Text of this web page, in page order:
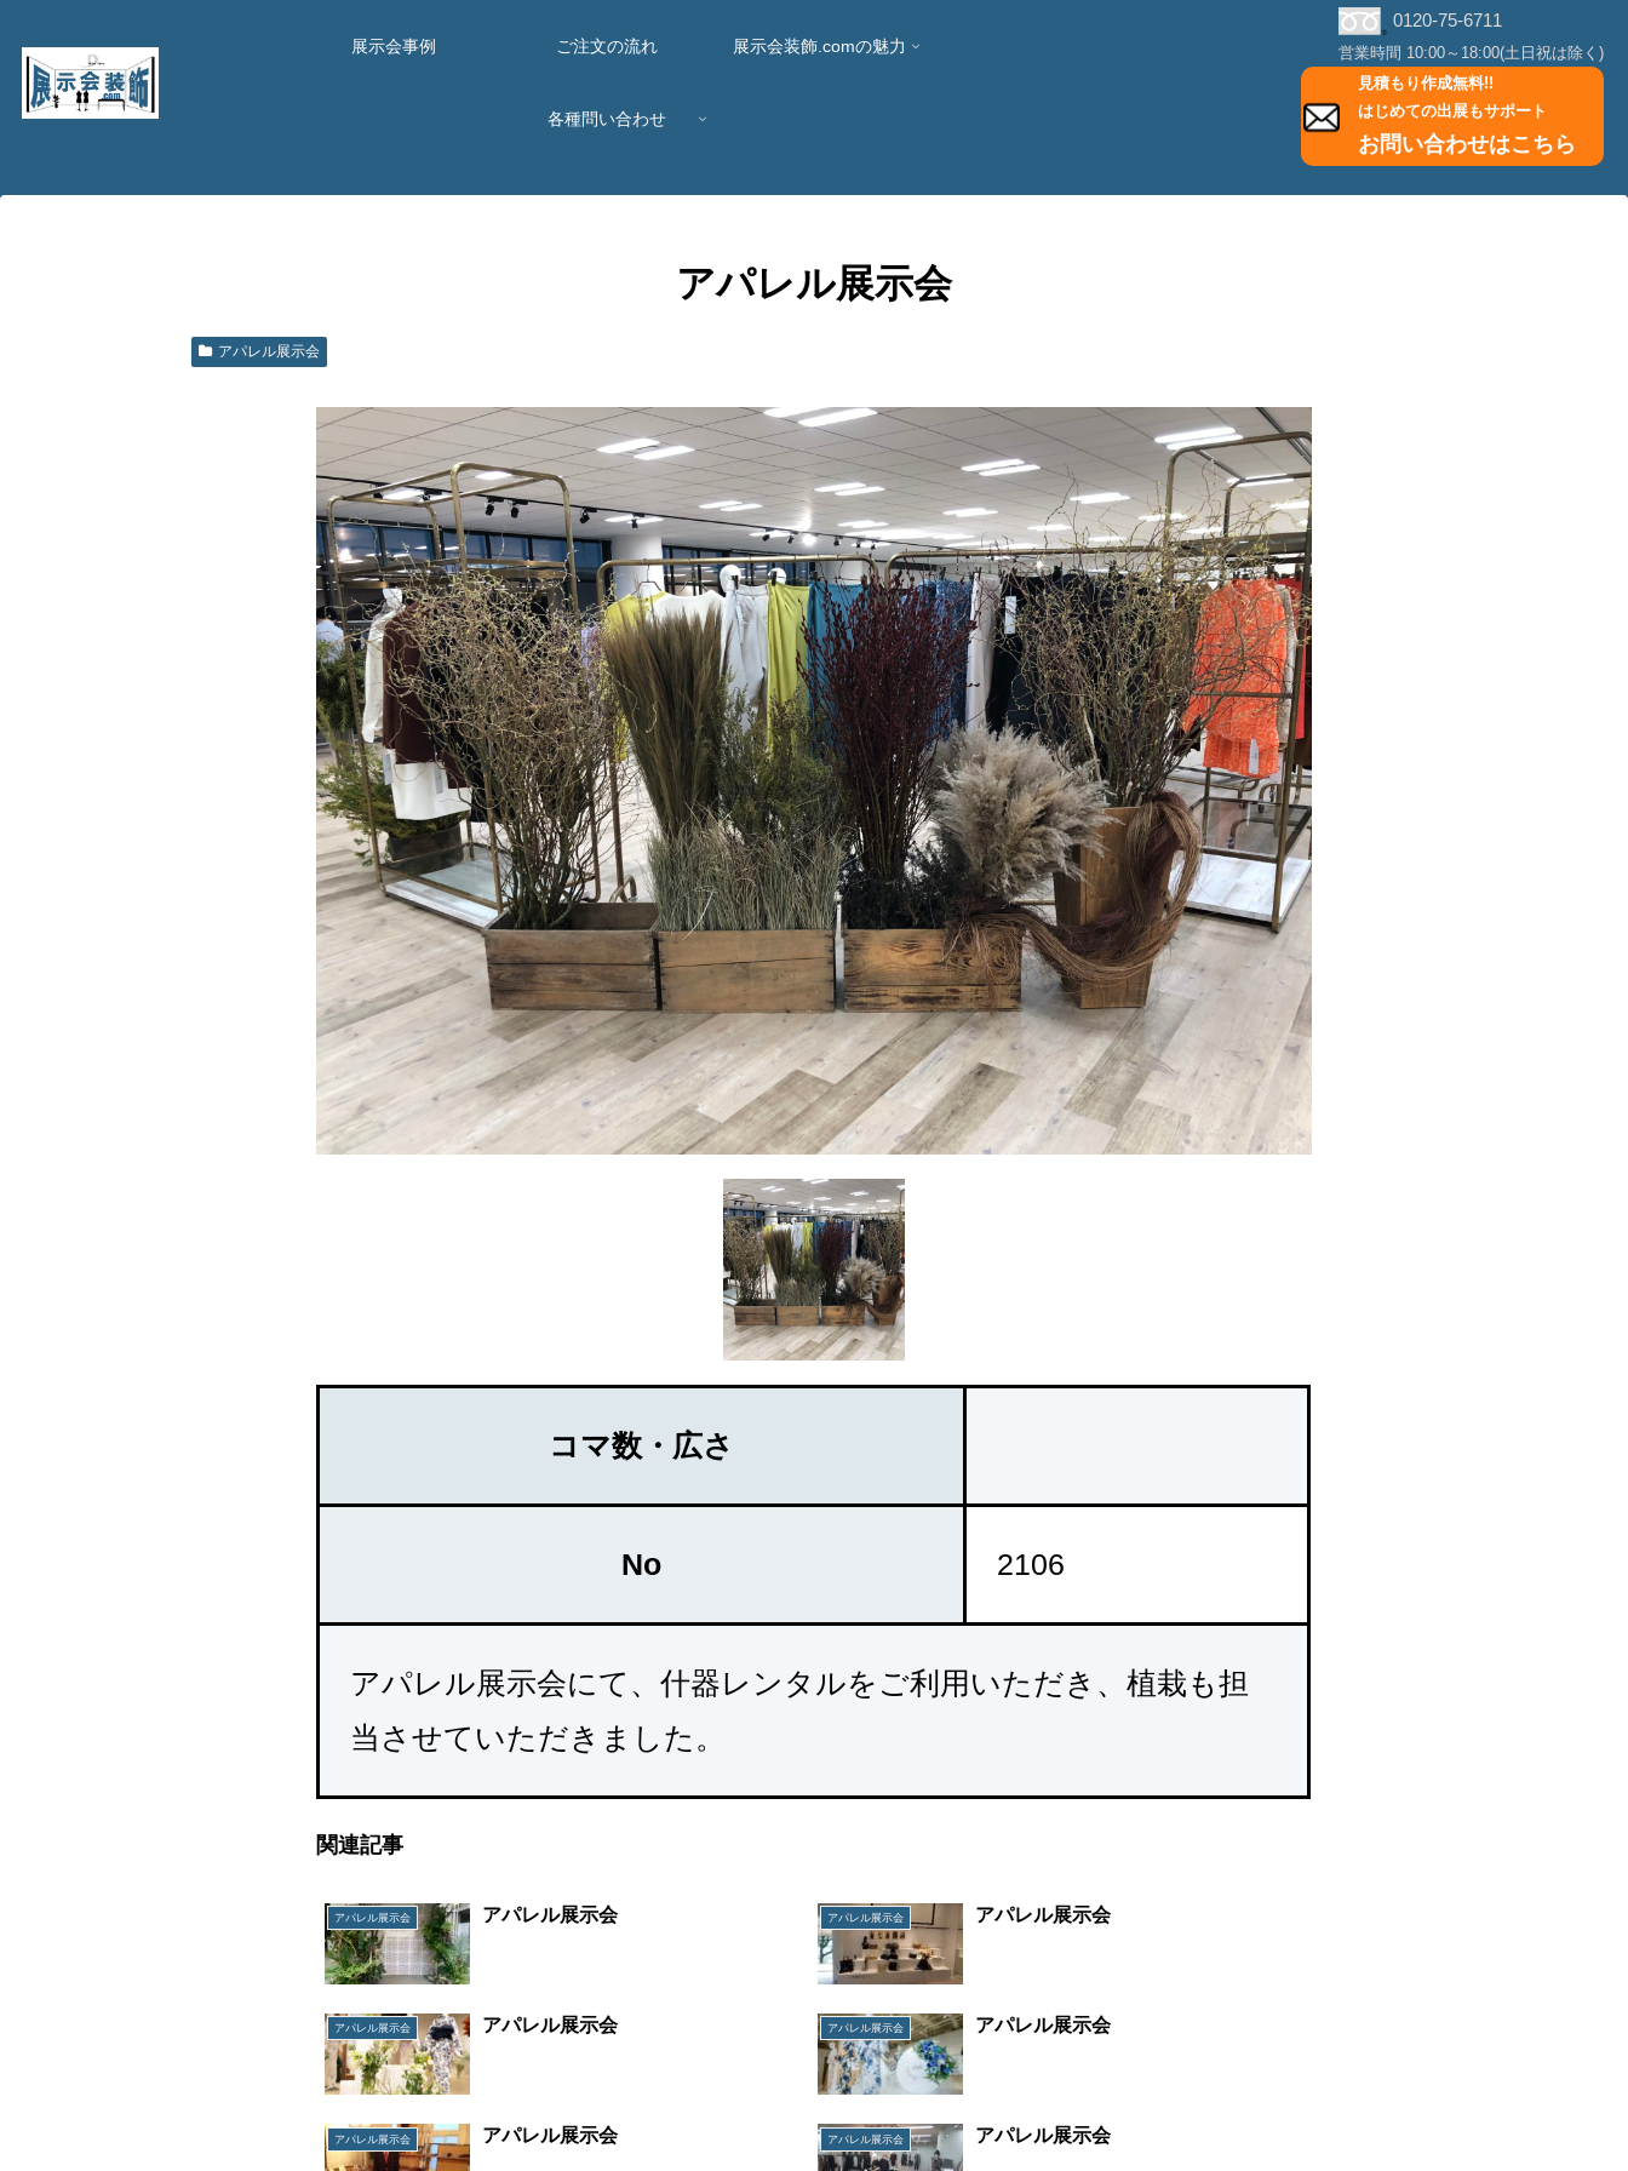
展示会事例 ご注文の流れ 展示会装飾.comの魅力
各種問い合わせ
0120-75-6711
営業時間 10:00～18:00(土日祝は除く)
見積もり作成無料!!
はじめての出展もサポート
お問い合わせはこちら
アパレル展示会
アパレル展示会
コマ数・広さ
No 2106
アパレル展示会にて、什器レンタルをご利用いただき、植栽も担
当させていただきました。
関連記事
アパレル展示会 アパレル展示会 アパレル展示会 アパレル展示会
アパレル展示会 アパレル展示会 アパレル展示会 アパレル展示会
アパレル展示会 アパレル展示会 アパレル展示会 アパレル展示会